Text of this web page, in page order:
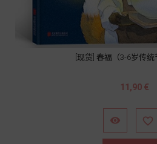
[现货] 春福（3-6岁传统
Prix
11,90 €
 